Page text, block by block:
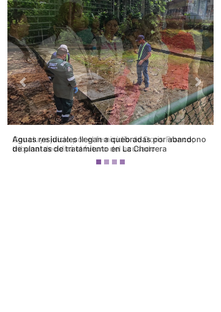
Concluye juicio por el femicidio de Doris Franco;
tribunal decidirá el futuro del acusado
Previous Next